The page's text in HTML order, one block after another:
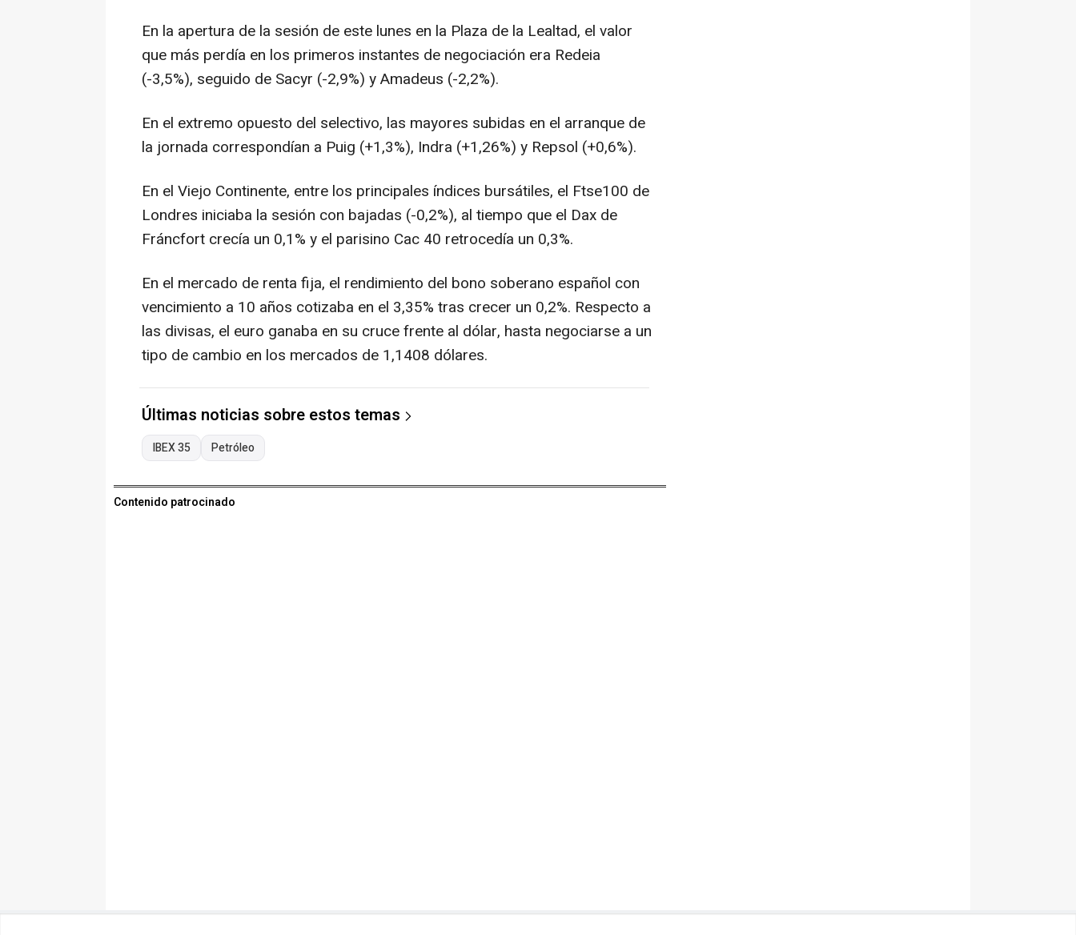
En la apertura de la sesión de este lunes en la Plaza de la Lealtad, el valor
que más perdía en los primeros instantes de negociación era Redeia
(-3,5%), seguido de Sacyr (-2,9%) y Amadeus (-2,2%).
En el extremo opuesto del selectivo, las mayores subidas en el arranque de
la jornada correspondían a Puig (+1,3%), Indra (+1,26%) y Repsol (+0,6%).
En el Viejo Continente, entre los principales índices bursátiles, el Ftse100 de
Londres iniciaba la sesión con bajadas (-0,2%), al tiempo que el Dax de
Fráncfort crecía un 0,1% y el parisino Cac 40 retrocedía un 0,3%.
En el mercado de renta fija, el rendimiento del bono soberano español con
vencimiento a 10 años cotizaba en el 3,35% tras crecer un 0,2%. Respecto a
las divisas, el euro ganaba en su cruce frente al dólar, hasta negociarse a un
tipo de cambio en los mercados de 1,1408 dólares.
Últimas noticias sobre estos temas
IBEX 35 Petróleo
Contenido patrocinado